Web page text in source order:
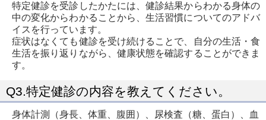
特定健診を受診したかたには、健診結果からわかる身体の
中の変化からわかることから、生活習慣についてのアドバ
イスを行っています。
症状はなくても健診を受け続けることで、自分の生活・食
生活を振り返りながら、健康状態を確認することができま
す。
Q3.特定健診の内容を教えてください。
身体計測（身長、体重、腹囲）、尿検査（糖、蛋白）、血